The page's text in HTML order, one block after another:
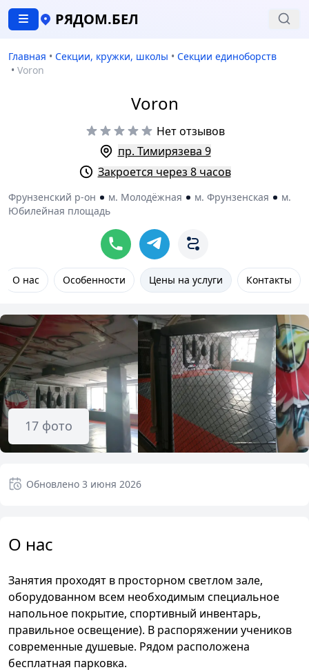
РЯДОМ.БЕЛ
Главная • Секции, кружки, школы • Секции единоборств
• Voron
Voron
Нет отзывов
пр. Тимирязева 9
Закроется через 8 часов
Фрунзенский р-он м. Молодёжная м. Фрунзенская
м.
Юбилейная площадь
О нас Особенности Цены на услуги Контакты
17 фото
Обновлено 3 июня 2026
О нас
Занятия проходят в просторном светлом зале,
оборудованном всем необходимым специальное
напольное покрытие, спортивный инвентарь,
правильное освещение). В распоряжении учеников
современные душевые. Рядом расположена
бесплатная парковка.